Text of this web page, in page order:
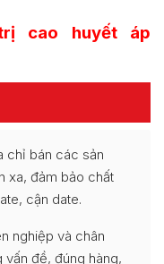
cao huyết áp
chỉ bán các sản
xa, đảm bảo chất
cận date.
nghiệp và chân
vấn đề, đúng hàng,